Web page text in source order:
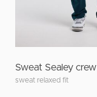
Sweat Sealey crew
sweat relaxed fit